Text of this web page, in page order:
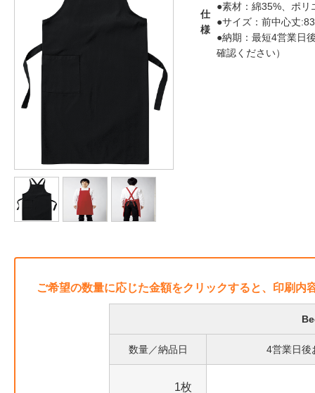
仕
様
●素材：綿35%、ポリ
●サイズ：前中心丈
●納期：最短4営業日
確認ください）
ご希望の数量に応じた金額をクリックすると、印刷内
数量／納品日 4営業日後
1枚